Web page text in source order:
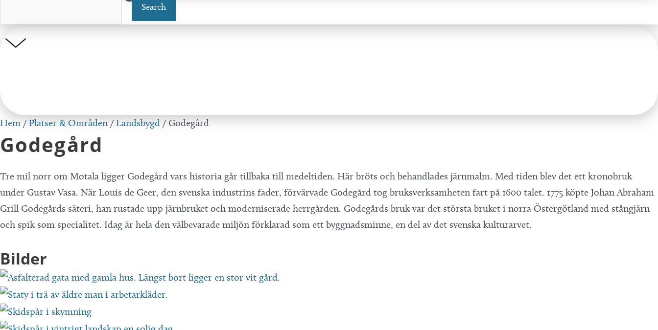
Hem /Platser & Områden/ Landsbygd / Godegård
Godegård
Tre mil norr om Motala ligger Godegård vars historia går tillbaka till medeltiden. Här bröts och behandlades järnmalm. Med tiden blev det ett kronobruk
under Gustav Vasa. När Louis de Geer, den svenska industrins fader, förvärvade Godegård tog bruksverksamheten fart på 1600 talet. 1775 köpte Johan Abraham
Grill Godegårds säteri, han rustade upp järnbruket och moderniserade herrgården. Godegårds bruk var det största bruket i norra Östergötland med stångjärn
och spik som specialitet. Idag är hela den välbevarade miljön förklarad som ett byggnadsminne, en del av det svenska kulturarvet.
Bilder